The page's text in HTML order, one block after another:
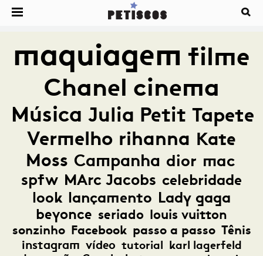
maquiagem filme
Chanel cinema
Música Julia Petit Tapete
Vermelho rihanna Kate
Moss Campanha dior mac
spfw MArc Jacobs celebridade
look lançamento Lady gaga
beyonce seriado louis vuitton
sonzinho Facebook passo a passo Tênis
instagram vídeo tutorial karl lagerfeld